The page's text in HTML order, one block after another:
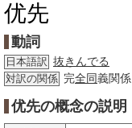
优先
動詞
日本語訳 抜きんでる
対訳の関係 完全同義関係
优先の概念の説明